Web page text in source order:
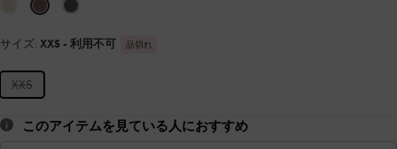
サイズ: XXS - 利用不可 品切れ
XXS
このアイテムを見ている人におすすめ